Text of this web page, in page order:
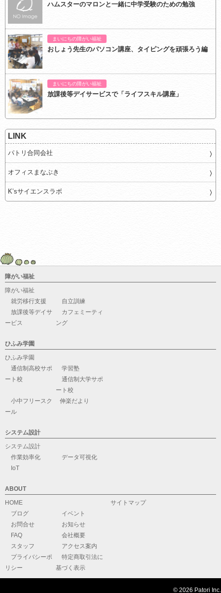
ハムスターのマロンと一緒に中学受験のための勉強
まいにちの障がい福祉
おしょう先生のパソコン講座、タイピングを頑張ろう編
まいにちの障がい福祉
放課後等デイサービスで「ライフスキル講座」
LINK
パトリ合同会社
オフィスまなぶき
K’sサイエンスラボ
障がい福祉
障がい福祉
就労移行支援
自立訓練
放課後等デイサ
ービス
カフェミーティ
ング
ひふみ学園
ひふみ学園
通信制高校サポ
ート校
学習塾
通信制大学サポ
ート校
小中フリースク
ール
伸楽だより
システム設計
システム設計
作業効率化
データ可視化
IoT
ABOUT
HOME
ブログ
イベント
お問合せ
お知らせ
FAQ
会社概要
スタッフ
アクセス案内
プライバシーポ
リシー
特定商取引法に
基づく表示
サイトマップ
© 2026 Patori Inc.